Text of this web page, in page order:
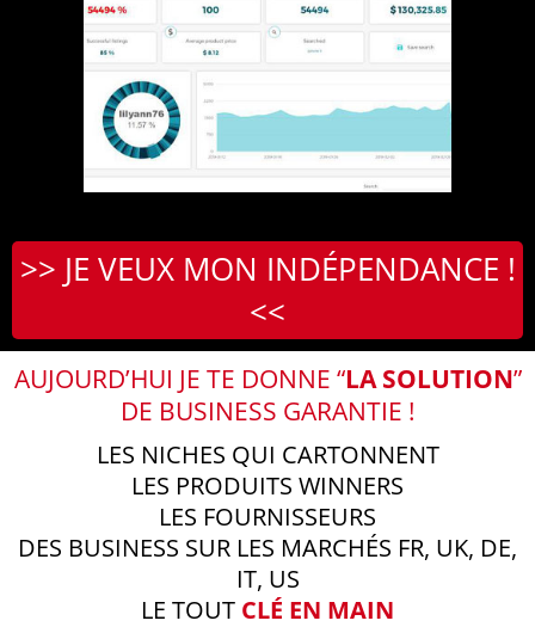
>> JE VEUX MON INDÉPENDANCE !
<<
AUJOURD’HUI JE TE DONNE “LA SOLUTION”
DE BUSINESS GARANTIE !
LES NICHES QUI CARTONNENT
LES PRODUITS WINNERS
LES FOURNISSEURS
DES BUSINESS SUR LES MARCHÉS FR, UK, DE,
IT, US
LE TOUT CLÉ EN MAIN